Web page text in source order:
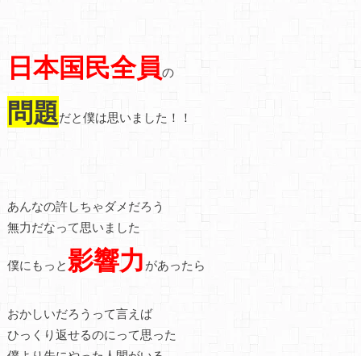
日本国民全員の
問題だと僕は思いました！！
あんなの許しちゃダメだろう
無力だなって思いました
僕にもっと 影響力 があったら
おかしいだろうって言えば
ひっくり返せるのにって思った